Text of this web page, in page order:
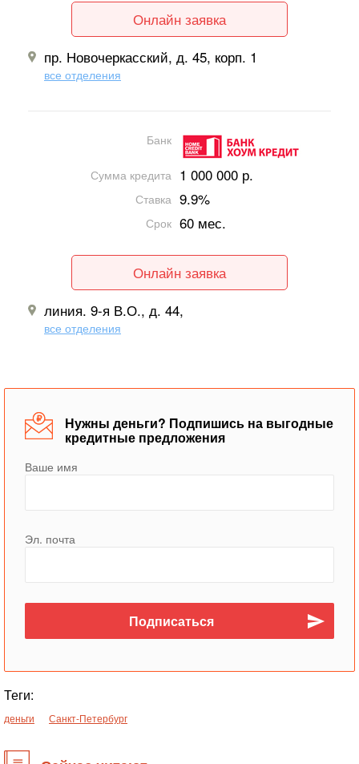
Онлайн заявка
пр. Новочеркасский, д. 45, корп. 1
все отделения
Банк
Сумма кредита 1 000 000 р.
Ставка 9.9%
Срок 60 мес.
Онлайн заявка
линия. 9-я В.О., д. 44,
все отделения
Нужны деньги? Подпишись на выгодные
кредитные предложения
Ваше имя
Эл. почта
Теги:
деньги Санкт-Петербург